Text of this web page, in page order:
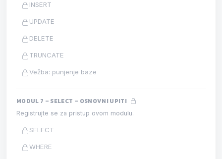
INSERT
UPDATE
DELETE
TRUNCATE
Vežba: punjenje baze
MODUL 7 – SELECT – OSNOVNI UPITI
Registrujte se za pristup ovom modulu.
SELECT
WHERE